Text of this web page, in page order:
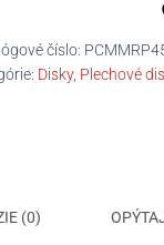
číslo:
Disky, Plechové
(0)